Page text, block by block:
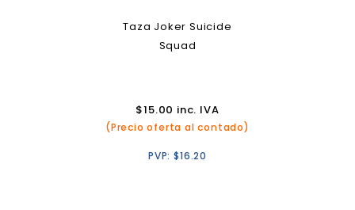
Taza Joker Suicide
Squad
$15.00 inc. IVA
(Precio oferta al contado)
PVP:$16.20